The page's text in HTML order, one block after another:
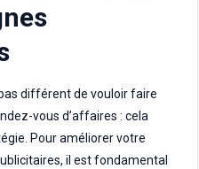
différent de vouloir faire
vous d’affaires : cela
Pour améliorer votre
il est fondamental